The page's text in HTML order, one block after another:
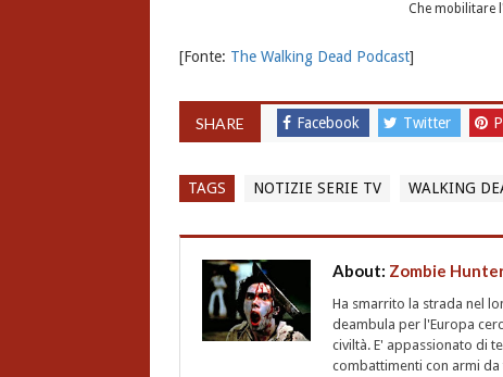
Che mobilitare
[Fonte: The Walking Dead Podcast]
SHARE Facebook Twitter
TAGS NOTIZIE SERIE TV WALKING
About: Zombie
Ha smarrito la strada nel
deambula per l'Europa
civiltà. E' appassionato di
combattimenti con armi